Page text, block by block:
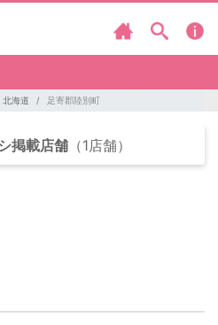
北海道 足寄郡陸別町
掲載店舗 （1店舗）